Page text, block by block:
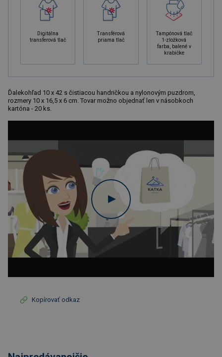
Digitálna
transferová tlač
Transférová
priama tlač
Tampónová tlač
1-zložková
farba, balené v
krabičke
Ďalekohľad 10 x 42 s čistiacou handričkou a nylonovým puzdrom,
rozmery 10 x 16,5 x 6 cm. Tovar možno objednať len v násobkoch
kartóna - 20 ks.
Kopírovať odkaz